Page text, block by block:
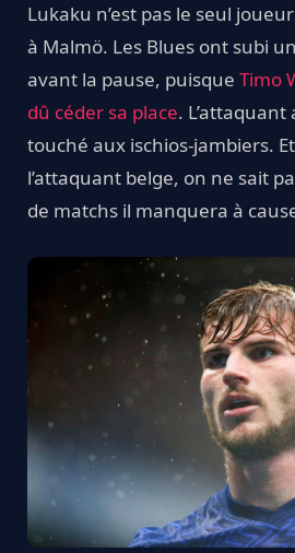
Lukaku n’est pas le seul
à Malmö. Les Blues ont subi
avant la pause, puisque Timo
dû céder sa place.
touché aux ischios-jambiers.
l’attaquant belge, on ne sait
de matchs il manquera à